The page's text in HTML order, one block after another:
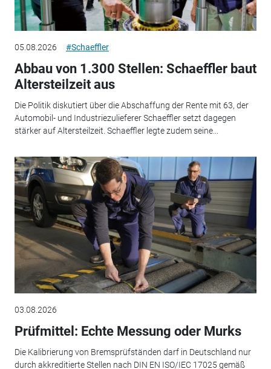
05.08.2026 #Schaeffler
Abbau von 1.300 Stellen: Schaeffler baut
Altersteilzeit aus
Die Politik diskutiert über die Abschaffung der Rente mit 63, der
Automobil- und Industriezulieferer Schaeffler setzt dagegen
stärker auf Altersteilzeit. Schaeffler legte zudem seine...
03.08.2026
Prüfmittel: Echte Messung oder Murks
Die Kalibrierung von Bremsprüfständen darf in Deutschland nur
durch akkreditierte Stellen nach DIN EN ISO/IEC 17025 gemäß